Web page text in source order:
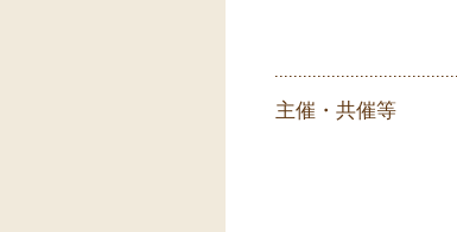
主催・共催等